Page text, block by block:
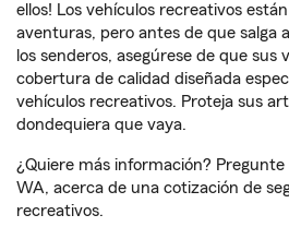
ellos! Los vehículos recreativos
aventuras, pero antes de que salga
los senderos, asegúrese de que sus
cobertura de calidad diseñada
vehículos recreativos. Proteja sus
dondequiera que vaya.
¿Quiere más información? Pregunte
WA, acerca de una cotización de
recreativos.